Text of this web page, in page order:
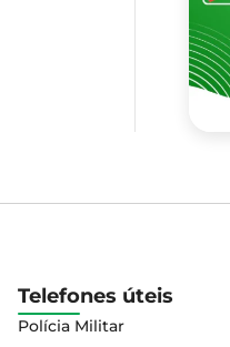
Telefones úteis
Polícia Militar